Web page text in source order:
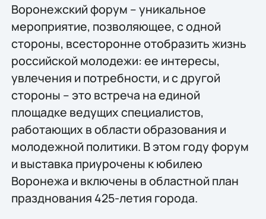
Воронежский форум – уникальное
мероприятие, позволяющее, с одной
стороны, всесторонне отобразить жизнь
российской молодежи: ее интересы,
увлечения и потребности, и с другой
стороны – это встреча на единой
площадке ведущих специалистов,
работающих в области образования и
молодежной политики. В этом году форум
и выставка приурочены к юбилею
Воронежа и включены в областной план
празднования 425-летия города.